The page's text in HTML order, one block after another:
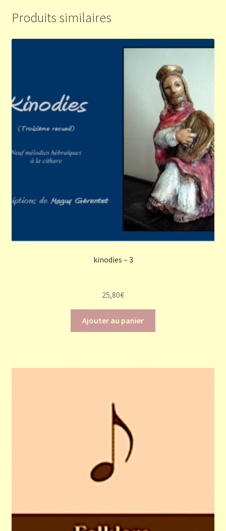
Produits similaires
kinodies – 3
25,80€
Ajouter au panier